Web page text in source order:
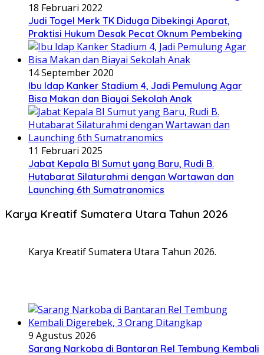
18 Februari 2022
Judi Togel Merk TK Diduga Dibekingi Aparat,
Praktisi Hukum Desak Pecat Oknum Pembeking
14 September 2020
Ibu Idap Kanker Stadium 4, Jadi Pemulung Agar
Bisa Makan dan Biayai Sekolah Anak
11 Februari 2025
Jabat Kepala BI Sumut yang Baru, Rudi B.
Hutabarat Silaturahmi dengan Wartawan dan
Launching 6th Sumatranomics
Karya Kreatif Sumatera Utara Tahun 2026
Karya Kreatif Sumatera Utara Tahun 2026.
9 Agustus 2026
Sarang Narkoba di Bantaran Rel Tembung Kembali